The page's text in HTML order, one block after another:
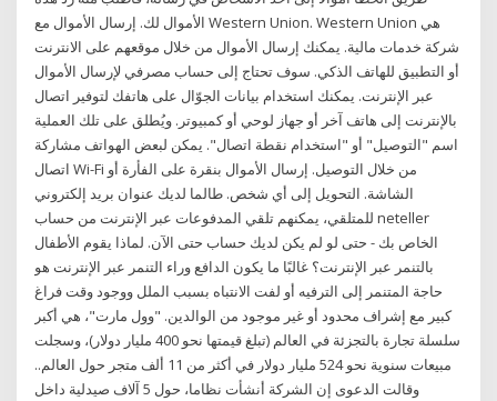
الأموال لك. إرسال الأموال مع Western Union. Western Union هي
شركة خدمات مالية. يمكنك إرسال الأموال من خلال موقعهم على الانترنت
أو التطبيق للهاتف الذكي. سوف تحتاج إلى حساب مصرفي لإرسال الأموال
عبر الإنترنت. يمكنك استخدام بيانات الجوّال على هاتفك لتوفير اتصال
بالإنترنت إلى هاتف آخر أو جهاز لوحي أو كمبيوتر. ويُطلق على تلك العملية
اسم "التوصيل" أو "استخدام نقطة اتصال". يمكن لبعض الهواتف مشاركة
اتصال Wi-Fi من خلال التوصيل. إرسال الأموال بنقرة على الفأرة أو
الشاشة. التحويل إلى أي شخص. طالما لديك عنوان بريد إلكتروني
للمتلقي، يمكنهم تلقي المدفوعات عبر الإنترنت من حساب neteller
الخاص بك - حتى لو لم يكن لديك حساب حتى الآن. لماذا يقوم الأطفال
بالتنمر عبر الإنترنت؟ غالبًا ما يكون الدافع وراء التنمر عبر الإنترنت هو
حاجة المتنمر إلى الترفيه أو لفت الانتباه بسبب الملل ووجود وقت فراغ
كبير مع إشراف محدود أو غير موجود من الوالدين. "وول مارت"، هي أكبر
سلسلة تجارة بالتجزئة في العالم (تبلغ قيمتها نحو 400 مليار دولار)، وسجلت
مبيعات سنوية نحو 524 مليار دولار في أكثر من 11 ألف متجر حول العالم..
وقالت الدعوى إن الشركة أنشأت نظاما، حول 5 آلاف صيدلية داخل